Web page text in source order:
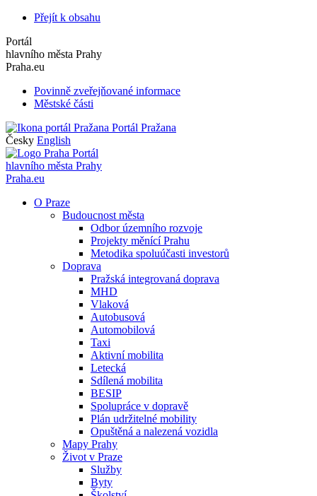
Přejít k obsahu
Portál
hlavního města Prahy
Praha.eu
Povinně zveřejňované informace
Městské části
Portál Pražana
Česky English
Portál
hlavního města Prahy
Praha.eu
O Praze
Budoucnost města
Odbor územního rozvoje
Projekty měnící Prahu
Metodika spoluúčasti investorů
Doprava
Pražská integrovaná doprava
MHD
Vlaková
Autobusová
Automobilová
Taxi
Aktivní mobilita
Letecká
Sdílená mobilita
BESIP
Spolupráce v dopravě
Plán udržitelné mobility
Opuštěná a nalezená vozidla
Mapy Prahy
Život v Praze
Služby
Byty